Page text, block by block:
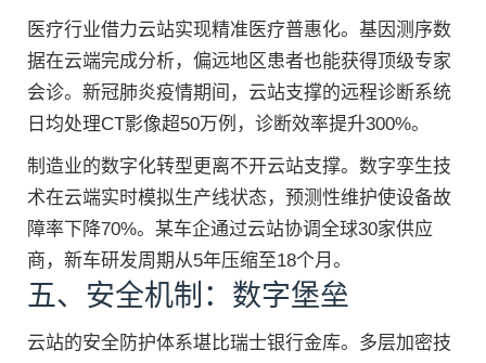
医疗行业借力云站实现精准医疗普惠化。基因测序数
据在云端完成分析，偏远地区患者也能获得顶级专家
会诊。新冠肺炎疫情期间，云站支撑的远程诊断系统
日均处理CT影像超50万例，诊断效率提升300%。
制造业的数字化转型更离不开云站支撑。数字孪生技
术在云端实时模拟生产线状态，预测性维护使设备故
障率下降70%。某车企通过云站协调全球30家供应
商，新车研发周期从5年压缩至18个月。
五、安全机制：数字堡垒
云站的安全防护体系堪比瑞士银行金库。多层加密技